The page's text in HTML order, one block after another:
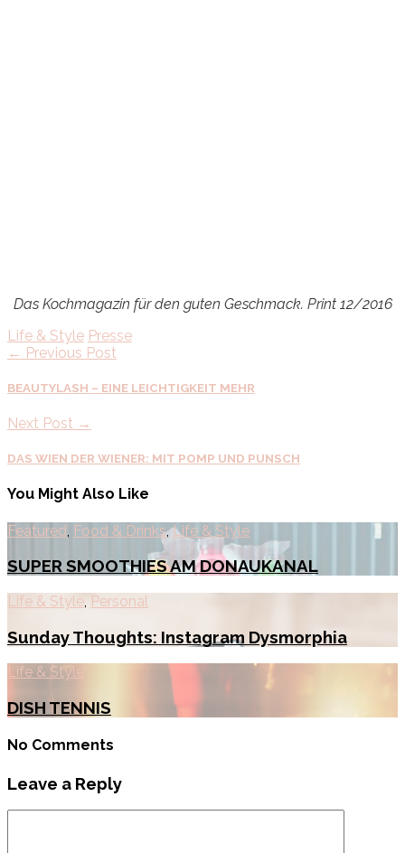
Das Kochmagazin für den guten Geschmack. Print 12/2016
Life & Style Presse
← Previous Post
BEAUTYLASH – EINE LEICHTIGKEIT MEHR
Next Post →
DAS WIEN DER WIENER: MIT POMP UND PUNSCH
You Might Also Like
Featured Food & Drinks,Life & Style
SUPER SMOOTHIES AM DONAUKANAL
Life & Style, Personal
Sunday Thoughts: Instagram Dysmorphia
Life & Style
DISH TENNIS
No Comments
Leave a Reply